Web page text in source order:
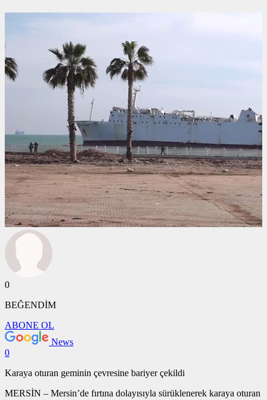
0
BEĞENDİM
ABONE OL
News
0
Karaya oturan geminin çevresine bariyer çekildi
MERSİN – Mersin’de fırtına dolayısıyla sürüklenerek karaya oturan